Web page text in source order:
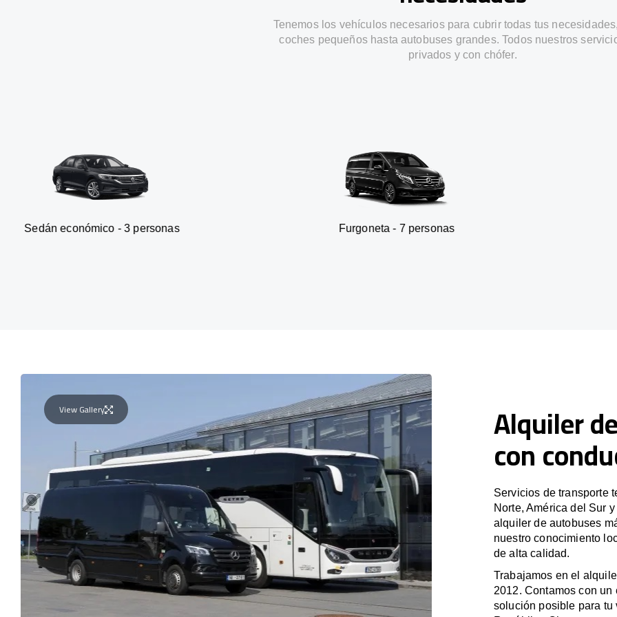
Tenemos los vehículos necesarios para cubrir todas tus
coches pequeños hasta autobuses grandes. Todos nuestros
privados y con chófer.
- 3 personas Furgoneta - 7 personas SUV - 3
View Gallery Alquiler
con
Servicios de transporte
Norte, América del Sur
alquiler de autobuses
nuestro conocimiento
de alta calidad.
Trabajamos en el
2012. Contamos con
solución posible para tu